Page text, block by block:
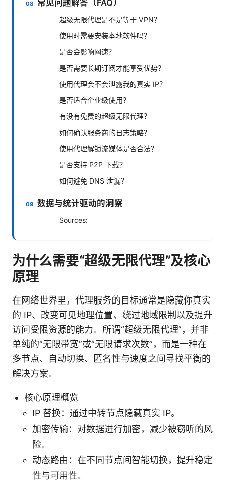
常见问题解答（FAQ）
超级无限代理是不是等于 VPN？
使用时需要安装本地软件吗？
是否会影响网速？
是否需要长期订阅才能享受优势？
使用代理会不会泄露我的真实 IP？
是否适合企业级使用？
有没有免费的超级无限代理？
如何确认服务商的日志策略？
使用代理解锁流媒体是否合法？
是否支持 P2P 下载？
如何避免 DNS 泄漏？
数据与统计驱动的洞察
Sources:
为什么需要“超级无限代理”及核心
原理
在网络世界里，代理服务的目标通常是隐藏你真实
的 IP、改变可见地理位置、绕过地域限制以及提升
访问受限资源的能力。所谓“超级无限代理”，并非
单纯的“无限带宽”或“无限请求次数”，而是一种在
多节点、自动切换、匿名性与速度之间寻找平衡的
解决方案。
核心原理概览
IP 替换：通过中转节点隐藏真实 IP。
加密传输：对数据进行加密，减少被窃听的风
险。
动态路由：在不同节点间智能切换，提升稳定
性与可用性。